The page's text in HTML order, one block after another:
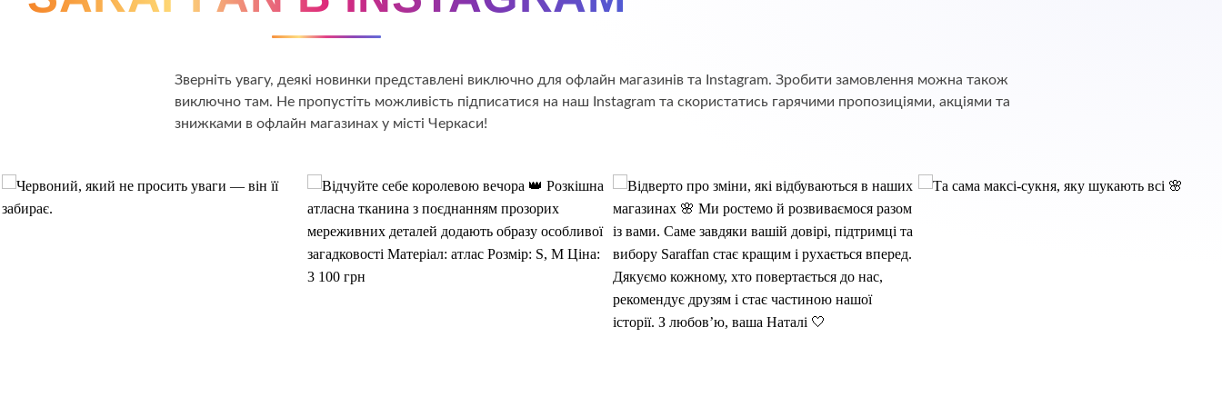
Зверніть увагу, деякі новинки представлені виключно для офлайн магазинів та Instagram. Зробити замовлення можна також
виключно там. Не пропустіть можливість підписатися на наш Instagram та скористатись гарячими пропозиціями, акціями та
знижками в офлайн магазинах у місті Черкаси!